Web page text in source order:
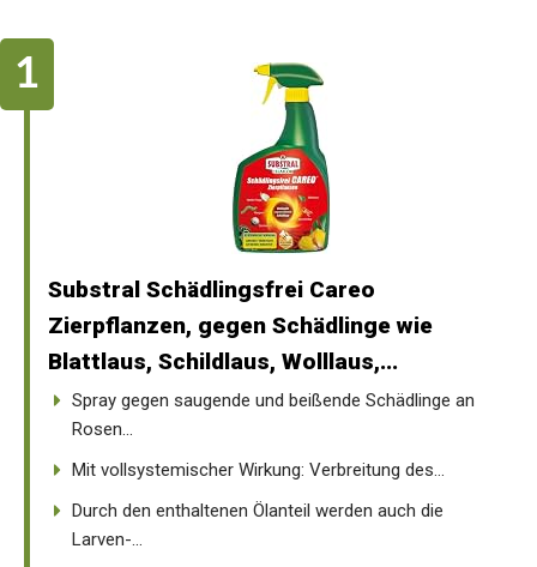
Substral Schädlingsfrei Careo
Zierpflanzen, gegen Schädlinge wie
Blattlaus, Schildlaus, Wolllaus,...
Spray gegen saugende und beißende Schädlinge an
Rosen...
Mit vollsystemischer Wirkung: Verbreitung des...
Durch den enthaltenen Ölanteil werden auch die
Larven-...